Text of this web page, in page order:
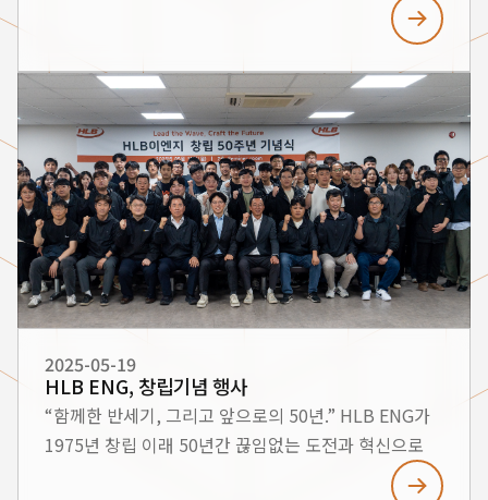
전시회에서는 차세대 해양 무인 기술 및 친환경 선박
기술을 비롯한 다양한 선박 제조 역량을 선보이며 많은
관심을 받았습니다. ■ 전시 개요 행사명: MADEX 2025
(International Maritime Defense Industry
Exhibition) 기간: 2025년 5월 28일(수) ~ 5월 31일
(토) 장소: 부산 벡스코 제1전시장 G301 부스
공동참여사: HLB이엔지 · HLB오션테크 ·
대해선박기술 ■ 주요 전시 내용 1. 무인수상정(USV,
Unmanned Surface Vehicle) HLB이엔지
기술연구소가 개발 중인 F-F 프로젝트 기반
무인수상정은 AI 기반 자율항법, 복합소재 선체 구조,
자동 임무 수행 시스템 등을 탑재한 차세대 해양 무인
플랫폼입니다. 2. HDPE 신소재 선박 기술 친환경성과
고강도를 동시에 갖춘 고밀도폴리에틸렌(HDPE) 기반
2025-05-19
HLB ENG, 창립기념 행사
“함께한 반세기, 그리고 앞으로의 50년.” HLB ENG가
1975년 창립 이래 50년간 끊임없는 도전과 혁신으로
달려왔습니다. 지난 반세기 동안 HLB ENG의 성장을